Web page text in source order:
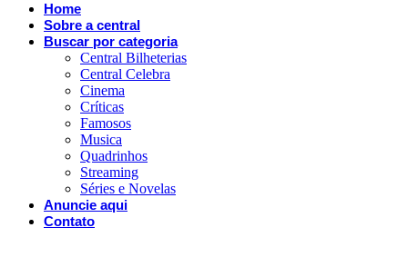
Home
Sobre a central
Buscar por categoria
Central Bilheterias
Central Celebra
Cinema
Críticas
Famosos
Musica
Quadrinhos
Streaming
Séries e Novelas
Anuncie aqui
Contato